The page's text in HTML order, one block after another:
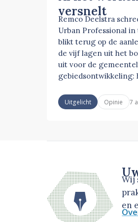
versnelt
Remco Deelstra
Urban Professional in
blikt terug op de
de vijf lagen uit het
uit voor de
gebiedsontwikkeling:
Uitgelicht Opinie 7
Wij
en